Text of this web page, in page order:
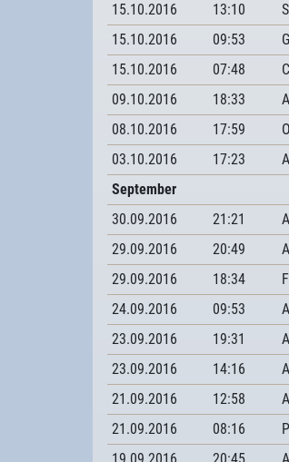
15.10.2016
13:10
15.10.2016
09:53
15.10.2016
07:48
09.10.2016
18:33
08.10.2016
17:59
03.10.2016
17:23
September
30.09.2016
21:21
29.09.2016
20:49
29.09.2016
18:34
24.09.2016
09:53
23.09.2016
19:31
23.09.2016
14:16
21.09.2016
12:58
21.09.2016
08:16